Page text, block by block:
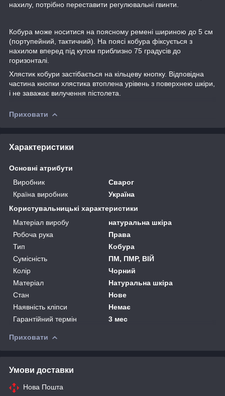
нахилу, потрібно переставити регулювальні гвинти.
Кобура може носитися на поясному ремені шириною до 5 см
(портупейний, тактичний). На поясі кобура фіксується з
нахилом вперед під кутом приблизно 75 градусів до
горизонталі.
Хлястик кобури застібається на кільцеву кнопку. Відповідна
частина кнопки хлястика втоплена урівень з поверхнею шкіри,
і не заважає вилучення пістолета.
Приховати
Характеристики
Основні атрибути
Виробник
Сварог
Країна виробник
Україна
Користувальницькі характеристики
Матеріал виробу
натуральна шкіра
Робоча рука
Права
Тип
Кобура
Сумісність
ПМ, ПМР, ВІЙ
Колір
Чорний
Матеріал
Натуральна шкіра
Стан
Нове
Наявність кліпси
Немає
Гарантійний термін
3 мес
Приховати
Умови доставки
Нова Пошта